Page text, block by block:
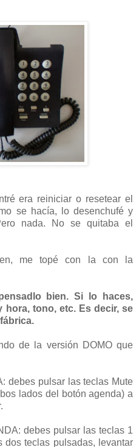
era reiniciar o resetear el
se hacía, lo desenchufé y
nada. No se quitaba el
me topé con la con la
bien. Si lo haces,
hora, tono, etc. Es decir, se
de la versión DOMO que
debes pulsar las teclas Mute
lados del botón agenda) a
debes pulsar las teclas 1
dos teclas pulsadas, levantar